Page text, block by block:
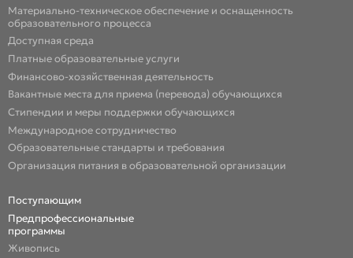
Материально-техническое обеспечение и оснащенность
образовательного процесса
Доступная среда
Платные образовательные услуги
Финансово-хозяйственная деятельность
Вакантные места для приема (перевода) обучающихся
Стипендии и меры поддержки обучающихся
Международное сотрудничество
Образовательные стандарты и требования
Организация питания в образовательной организации
Поступающим
Предпрофессиональные
программы
Живопись